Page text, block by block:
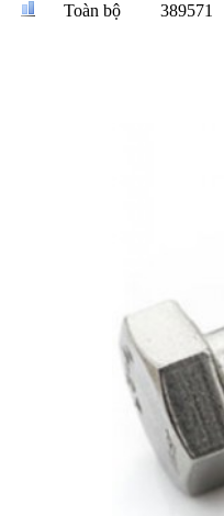
Toàn bộ
389571